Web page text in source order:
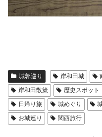
城郭巡り 岸和田城
岸和田散策
歴史スポット
日帰り旅
城めぐり
お城巡り
関西旅行